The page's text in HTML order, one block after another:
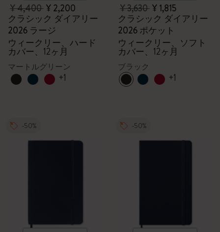
¥ 4,400¥ 2,200
クラシック ダイアリー
2026 ラージ
ウィークリー、ハード
カバー、12ヶ月
マートルグリーン
+1
¥ 3,630¥ 1,815
クラシック ダイアリー
2026 ポケット
ウィークリー、ソフト
カバー、12ヶ月
ブラック
+1
-50% -50%